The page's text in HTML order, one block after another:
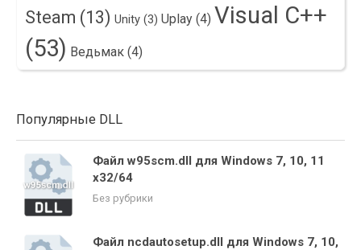
Steam (13) Unity (3) Uplay (4) Visual C++
(53) Ведьмак (4)
Популярные DLL
Файл w95scm.dll для Windows 7, 10, 11
x32/64
Без рубрики
Файл ncdautosetup.dll для Windows 7, 10,